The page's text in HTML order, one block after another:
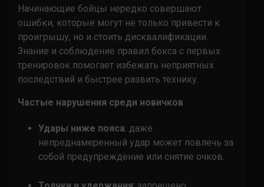
Начинающие бойцы нередко совершают
ошибки, которые могут не только привести к
проигрышу, но и стоить дисквалификации.
Знание и соблюдение правил бокса с первых
тренировок помогает избежать неприятных
последствий и быстрее развить технику.
Частые нарушения среди новичков
Удары ниже пояса: даже
непреднамеренный удар может повлечь за
собой предупреждение или снятие очков.